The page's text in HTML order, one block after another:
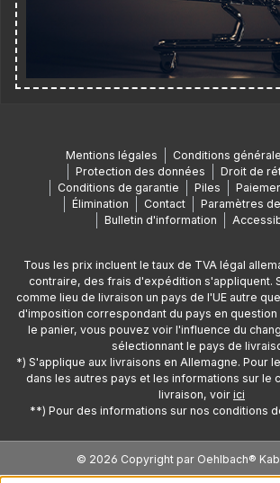
Mentions légales
Conditions
Protection des données
Droit de
Conditions de garantie
Piles
Élimination
Contact
Paramètres
Bulletin d'information
Tous les prix incluent le taux de TVA légal
contraire, des frais d'expédition s'appliquent.
comme lieu de livraison un pays de l'UE autre
d'imposition correspondant du pays en question
le panier, vous pouvez voir l'influence du
sélectionnant le pays de
*) S'applique aux livraisons en Allemagne. Pour
dans les autres pays et les informations sur le
livraison, voir ici
**) Pour des informations sur nos conditions
© 2026 Copyright par Oehlbach®